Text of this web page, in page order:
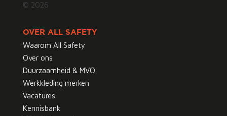
© 2026
OVER ALL SAFETY
Waarom All Safety
Over ons
Duurzaamheid & MVO
Werkkleding merken
Vacatures
Kennisbank